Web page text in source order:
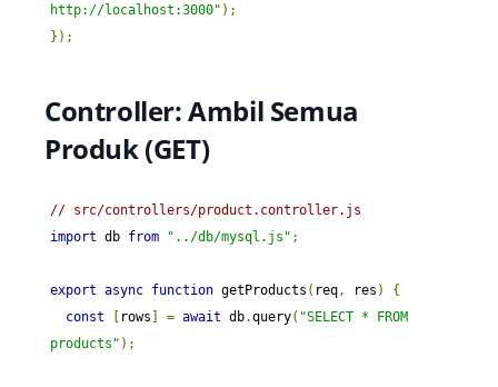
http://localhost:3000" );
});
Controller: Ambil Semua
Produk (GET)
// src/controllers/product.controller.js
import db from "../db/mysql.js" ;
export async function getProducts ( req , res )
{
const
[ rows ] = await db.query( "SELECT * FROM
products" );